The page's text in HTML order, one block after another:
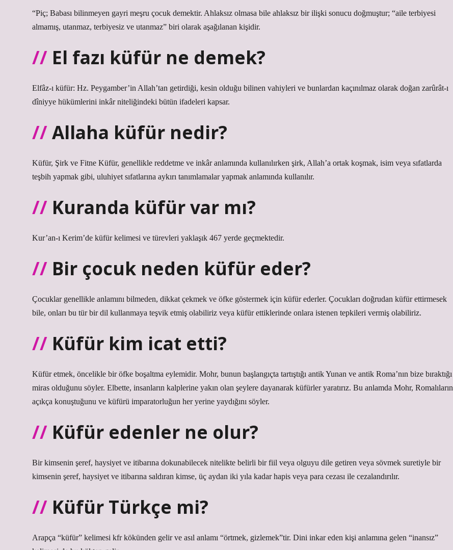
“Piç; Babası bilinmeyen gayri meşru çocuk demektir. Ahlaksız olmasa bile ahlaksız bir ilişki sonucu doğmuştur; “aile terbiyesi
almamış, utanmaz, terbiyesiz ve utanmaz” biri olarak aşağılanan kişidir.
El fazı küfür ne demek?
Elfâz-ı küfür: Hz. Peygamber’in Allah’tan getirdiği, kesin olduğu bilinen vahiyleri ve bunlardan kaçınılmaz olarak doğan zarûrât-ı
dîniyye hükümlerini inkâr niteliğindeki bütün ifadeleri kapsar.
Allaha küfür nedir?
Küfür, Şirk ve Fitne Küfür, genellikle reddetme ve inkâr anlamında kullanılırken şirk, Allah’a ortak koşmak, isim veya sıfatlarda
teşbih yapmak gibi, uluhiyet sıfatlarına aykırı tanımlamalar yapmak anlamında kullanılır.
Kuranda küfür var mı?
Kur’an-ı Kerim’de küfür kelimesi ve türevleri yaklaşık 467 yerde geçmektedir.
Bir çocuk neden küfür eder?
Çocuklar genellikle anlamını bilmeden, dikkat çekmek ve öfke göstermek için küfür ederler. Çocukları doğrudan küfür ettirmesek
bile, onları bu tür bir dil kullanmaya teşvik etmiş olabiliriz veya küfür ettiklerinde onlara istenen tepkileri vermiş olabiliriz.
Küfür kim icat etti?
Küfür etmek, öncelikle bir öfke boşaltma eylemidir. Mohr, bunun başlangıçta tartıştığı antik Yunan ve antik Roma’nın bize bıraktığı
miras olduğunu söyler. Elbette, insanların kalplerine yakın olan şeylere dayanarak küfürler yaratırız. Bu anlamda Mohr, Romalıların
açıkça konuştuğunu ve küfürü imparatorluğun her yerine yaydığını söyler.
Küfür edenler ne olur?
Bir kimsenin şeref, haysiyet ve itibarına dokunabilecek nitelikte belirli bir fiil veya olguyu dile getiren veya sövmek suretiyle bir
kimsenin şeref, haysiyet ve itibarına saldıran kimse, üç aydan iki yıla kadar hapis veya para cezası ile cezalandırılır.
Küfür Türkçe mi?
Arapça “küfür” kelimesi kfr kökünden gelir ve asıl anlamı “örtmek, gizlemek”tir. Dini inkar eden kişi anlamına gelen “inansız”